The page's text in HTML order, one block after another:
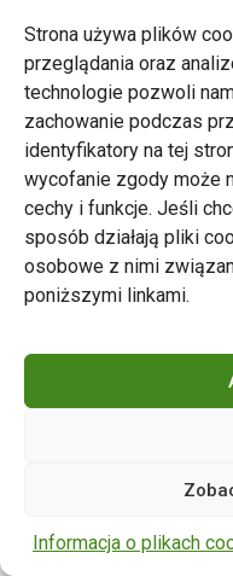
Strona używa plików
przeglądania oraz
technologie pozwoli
zachowanie podczas
identyfikatory na tej
wycofanie zgody może
cechy i funkcje. Jeśli
sposób działają pliki
osobowe z nimi
poniższymi linkami.
Informacja o plikach
Zarząd Transportu
Napisz do nas
tel. 61 646 33 44
ul. Matejki 59, 60-